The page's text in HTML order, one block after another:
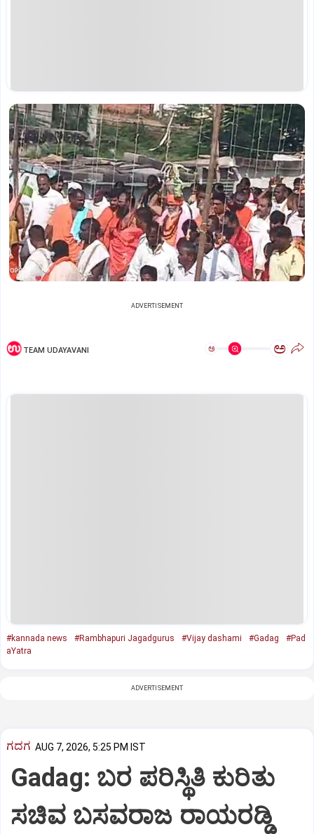
ADVERTISEMENT
TEAM UDAYAVANI ಅ ಅ
#kannada news #Rambhapuri Jagadgurus #Vijay dashami #Gadag
#Pad
aYatra
ADVERTISEMENT
ಗದಗ AUG 7, 2026, 5:25 PM IST
Gadag: ಬರ ಪರಿಸ್ಥಿತಿ ಕುರಿತು
ಸಚಿವ ಬಸವರಾಜ ರಾಯರಡ್ಡಿ